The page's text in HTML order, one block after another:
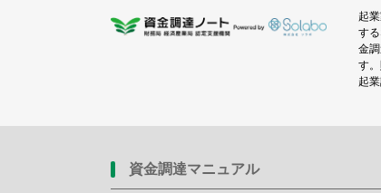
起
す
金
す
起
資金調達マニュアル